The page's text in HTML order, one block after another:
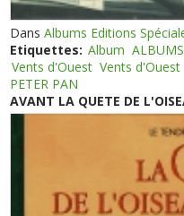
DansAlbums Editions
Etiquettes: Album
Vents d'Ouest Vents d'Ouest
PETER PAN
AVANT LA QUETE DE